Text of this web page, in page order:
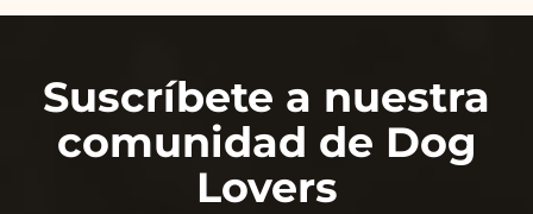
Suscríbete a nuestra
comunidad de Dog
Lovers